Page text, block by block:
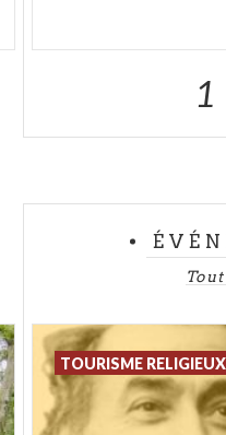
1
TOURISME RELIGIEUX